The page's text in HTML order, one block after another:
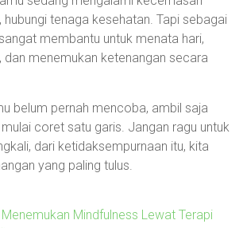
tenaga kesehatan. Tapi sebagai
membantu untuk menata hari,
menemukan ketenangan secara
belum pernah mencoba, ambil saja
coret satu garis. Jangan ragu untuk
dari ketidaksempurnaan itu, kita
yang paling tulus.
Mindfulness Lewat Terapi